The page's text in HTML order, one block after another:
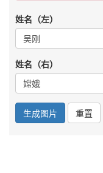
姓名（左）
姓名（右）
生成图片 重置